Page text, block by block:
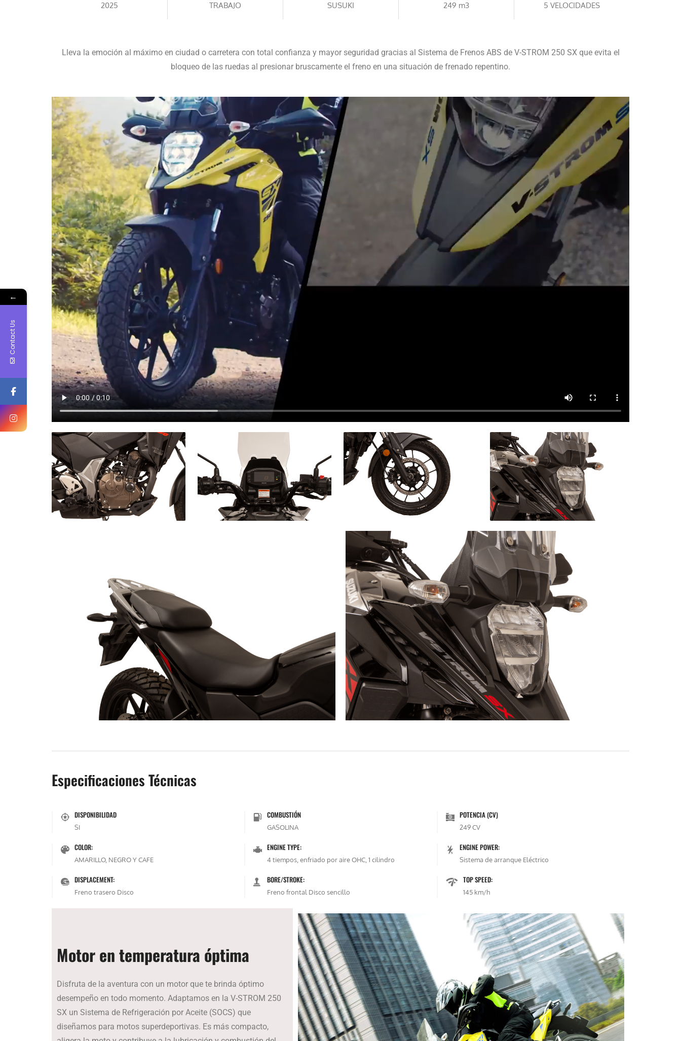
2025 TRABAJO SUSUKI 249 m3 5 VELOCIDADES
Lleva la emoción al máximo en ciudad o carretera con total confianza y mayor seguridad gracias al Sistema de Frenos ABS de V-STROM 250 SX que evita el
bloqueo de las ruedas al presionar bruscamente el freno en una situación de frenado repentino.
Especificaciones Técnicas
DISPONIBILIDAD
SI
COMBUSTIÓN
GASOLINA
POTENCIA (CV)
249 CV
COLOR:
AMARILLO, NEGRO Y CAFE
ENGINE TYPE:
4 tiempos, enfriado por aire OHC, 1 cilindro
ENGINE POWER:
Sistema de arranque Eléctrico
DISPLACEMENT:
Freno trasero Disco
BORE/STROKE:
Freno frontal Disco sencillo
TOP SPEED:
145 km/h
Motor en temperatura óptima
Disfruta de la aventura con un motor que te brinda óptimo
desempeño en todo momento. Adaptamos en la V-STROM 250
SX un Sistema de Refrigeración por Aceite (SOCS) que
diseñamos para motos superdeportivas. Es más compacto,
←
Contact Us